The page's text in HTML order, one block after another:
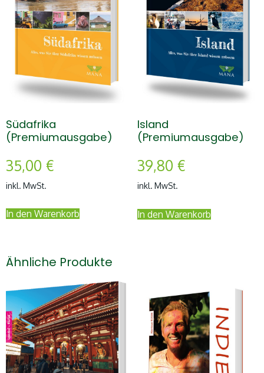
Südafrika
(Premiumausgabe)
35,00 €
inkl. MwSt.
In den Warenkorb
Island
(Premiumausgabe)
39,80 €
inkl. MwSt.
In den Warenkorb
Ähnliche Produkte